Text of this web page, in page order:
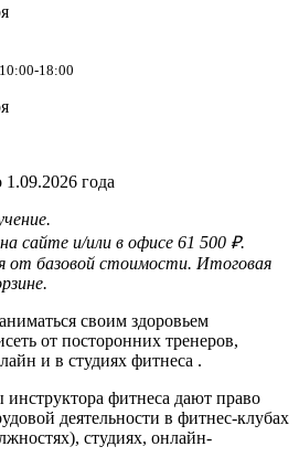
:00-18:00
года
сайте и/или в офисе 61 500 ₽.
от базовой стоимости. Итоговая
своим здоровьем
от посторонних тренеров,
и в студиях фитнеса .
фитнеса дают право
деятельности в фитнес-клубах
студиях, онлайн-